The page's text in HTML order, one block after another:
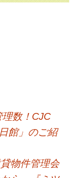
数！CJC
館」のご紹
物件管理会